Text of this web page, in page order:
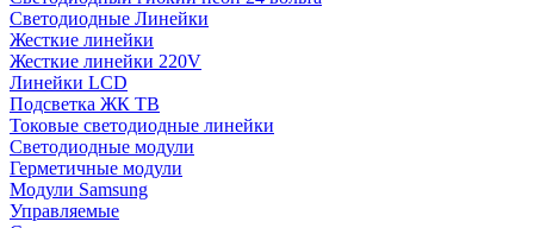
Светодиодные Линейки
Жесткие линейки
Жесткие линейки 220V
Линейки LCD
Подсветка ЖК ТВ
Токовые светодиодные линейки
Светодиодные модули
Герметичные модули
Модули Samsung
Управляемые